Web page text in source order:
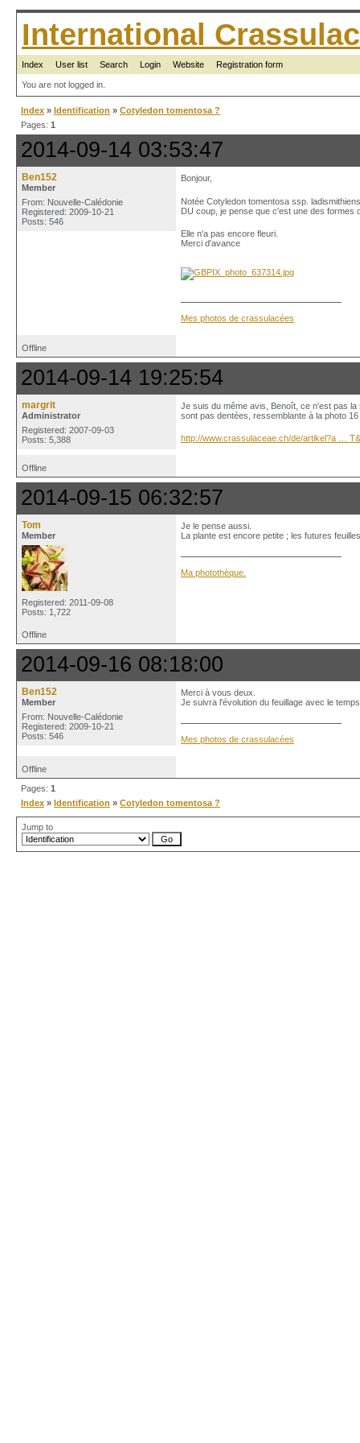
International
Index User list Search Login Website Registration form
You are not logged in.
Index » Identification » Cotyledon tomentosa ?
Pages: 1
2014-09-14 03:53:47
Ben152
Member
From: Nouvelle-Calédonie
Registered: 2009-10-21
Posts: 546
Bonjour,
Notée Cotyledon tomentosa ssp.
DU coup, je pense que c'est une des formes
Elle n'a pas encore fleuri.
Merci d'avance
Mes photos de crassulacées
Offline
2014-09-14 19:25:54
margrit
Administrator
Registered: 2007-09-03
Posts: 5,388
Je suis du même avis, Benoît, ce n'est pas
sont pas dentées, ressemblante à la photo 16
http://www.crassulaceae.ch/de/artikel?a …
Offline
2014-09-15 06:32:57
Tom
Member
Registered: 2011-09-08
Posts: 1,722
Je le pense aussi.
La plante est encore petite ; les futures
Ma photothèque.
Offline
2014-09-16 08:18:00
Ben152
Member
From: Nouvelle-Calédonie
Registered: 2009-10-21
Posts: 546
Merci à vous deux.
Je suivra l'évolution du feuillage avec le
Mes photos de crassulacées
Offline
Pages: 1
Index » Identification » Cotyledon tomentosa ?
Jump to